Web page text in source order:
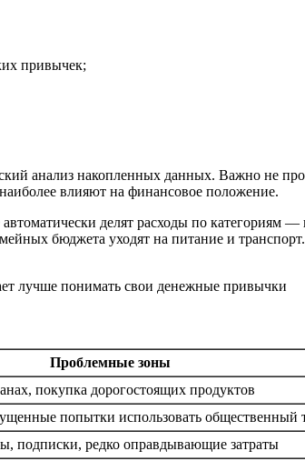
привычек;
анализ накопленных данных. Важно не
влияют на финансовое положение.
делят расходы по категориям
бюджета уходят на питание и
Проблемные зоны
покупка дорогостоящих продуктов
попытки использовать общественный
подписки, редко оправдывающие затраты